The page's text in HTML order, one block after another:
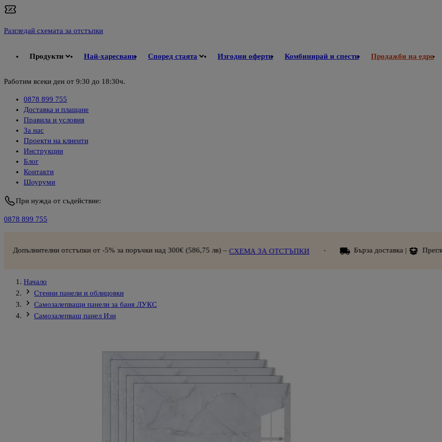
Разгледай схемата за отстъпки
Продукти Най-харесвани Според стаята Изгодни оферти Комбинирай и спести Продажби на едро
Работим всеки ден от 9:30 до 18:30ч.
0878 899 755
Доставка и плащане
Правила и условия
За нас
Проекти на клиенти
Инструкции
Блог
Контакти
Шоуруми
При нужда от съдействие:
0878 899 755
отстъпки от -5% за поръчки над 300€ (586,75 лв) –СХЕМА ЗА ОТСТЪПКИ Бърза доставка | Преглед при
Начало
Стенни панели и облицовки
Самозалепващи панели за баня ЛУКС
Самозалепващ панел Изи